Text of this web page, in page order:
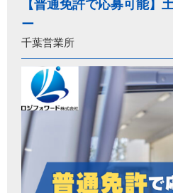
【普通免許で応募可能】
ー
千葉営業所